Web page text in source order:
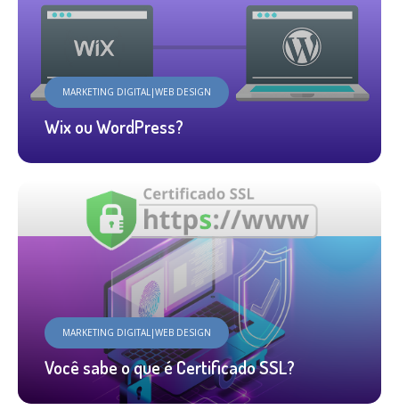
MARKETING DIGITAL|WEB DESIGN
Wix ou WordPress?
MARKETING DIGITAL|WEB DESIGN
Você sabe o que é Certificado SSL?